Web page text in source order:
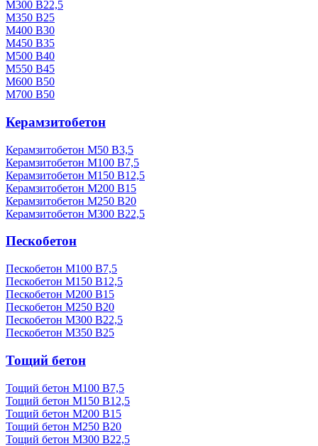
М300 В22,5
М350 В25
М400 В30
М450 В35
М500 В40
М550 В45
М600 В50
М700 В50
Керамзитобетон
Керамзитобетон М50 В3,5
Керамзитобетон М100 В7,5
Керамзитобетон М150 В12,5
Керамзитобетон М200 В15
Керамзитобетон М250 В20
Керамзитобетон М300 В22,5
Пескобетон
Пескобетон М100 В7,5
Пескобетон М150 В12,5
Пескобетон М200 В15
Пескобетон М250 В20
Пескобетон М300 В22,5
Пескобетон М350 В25
Тощий бетон
Тощий бетон М100 В7,5
Тощий бетон М150 В12,5
Тощий бетон М200 В15
Тощий бетон М250 В20
Тощий бетон М300 В22,5